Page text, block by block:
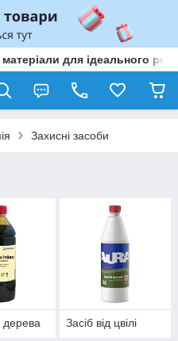
для ідеального
Захисні засоби
дерева Засіб від цвілі